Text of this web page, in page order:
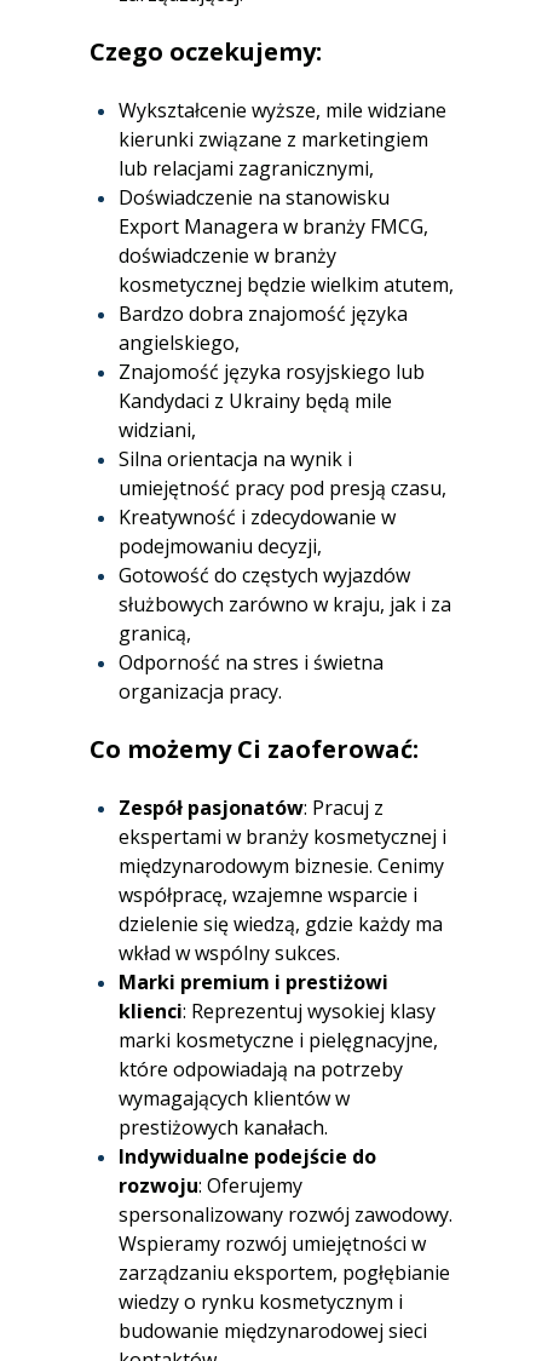
Czego oczekujemy:
Wykształcenie wyższe, mile widziane
kierunki związane z marketingiem
lub relacjami zagranicznymi,
Doświadczenie na stanowisku
Export Managera w branży FMCG,
doświadczenie w branży
kosmetycznej będzie wielkim atutem,
Bardzo dobra znajomość języka
angielskiego,
Znajomość języka rosyjskiego lub
Kandydaci z Ukrainy będą mile
widziani,
Silna orientacja na wynik i
umiejętność pracy pod presją czasu,
Kreatywność i zdecydowanie w
podejmowaniu decyzji,
Gotowość do częstych wyjazdów
służbowych zarówno w kraju, jak i za
granicą,
Odporność na stres i świetna
organizacja pracy.
Co możemy Ci zaoferować:
Zespół pasjonatów: Pracuj z
ekspertami w branży kosmetycznej i
międzynarodowym biznesie. Cenimy
współpracę, wzajemne wsparcie i
dzielenie się wiedzą, gdzie każdy ma
wkład w wspólny sukces.
Marki premium i prestiżowi
klienci: Reprezentuj wysokiej klasy
marki kosmetyczne i pielęgnacyjne,
które odpowiadają na potrzeby
wymagających klientów w
prestiżowych kanałach.
Indywidualne podejście do
rozwoju: Oferujemy
spersonalizowany rozwój zawodowy.
Wspieramy rozwój umiejętności w
zarządzaniu eksportem, pogłębianie
wiedzy o rynku kosmetycznym i
budowanie międzynarodowej sieci